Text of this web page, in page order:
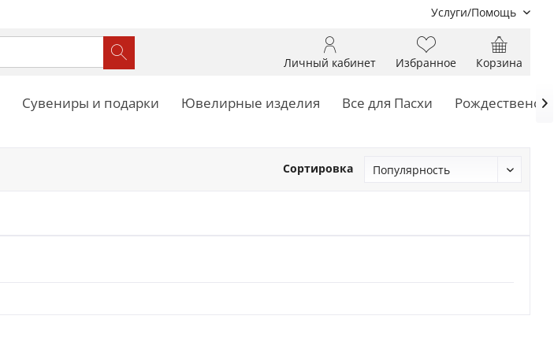
Услуги/Помощь
Корзина
Избранное
Личный кабинет
Сувениры и подарки Ювелирные изделия Все для Пасхи 
Сортировка